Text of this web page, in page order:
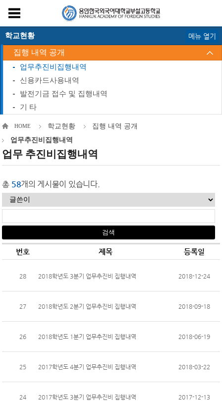
학교현황
집행 내역 공개
업무추진비집행내역
신용카드사용내역
발전기금 접수 및 집행내역
기 타
메뉴 열기
HOME 학교현황
집행 내역 공개
업무추진비집행내역
업무 추진비집행내역
총 58개의 게시물이 있습니다.
번호 제목 등록일
28 2018학년도 3분기 업무추진비 집행내역 2018-12-24
27 2018학년도 2분기 업무추진비 집행내역 2018-09-18
26 2018학년도 1분기 업무추진비 집행내역 2018-06-19
25 2017학년도 4분기 업무추진비 집행내역 2018-03-22
24 2017학년도 3분기 업무추진비 집행내역 2017-12-13